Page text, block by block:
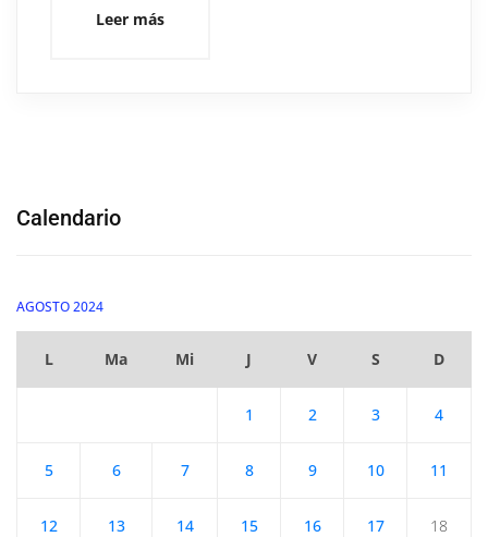
Leer más
Calendario
AGOSTO 2024
L Ma Mi J V S D
1 2 3 4
5 6 7 8 9 10 11
12 13 14 15 16 17 18